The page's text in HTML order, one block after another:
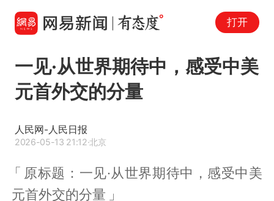
打开
一见·从世界期待中，感受中美
元首外交的分量
人民网-人民日报
2026-05-13 21:12·北京
原标题：一见·从世界期待中，感受中美
元首外交的分量